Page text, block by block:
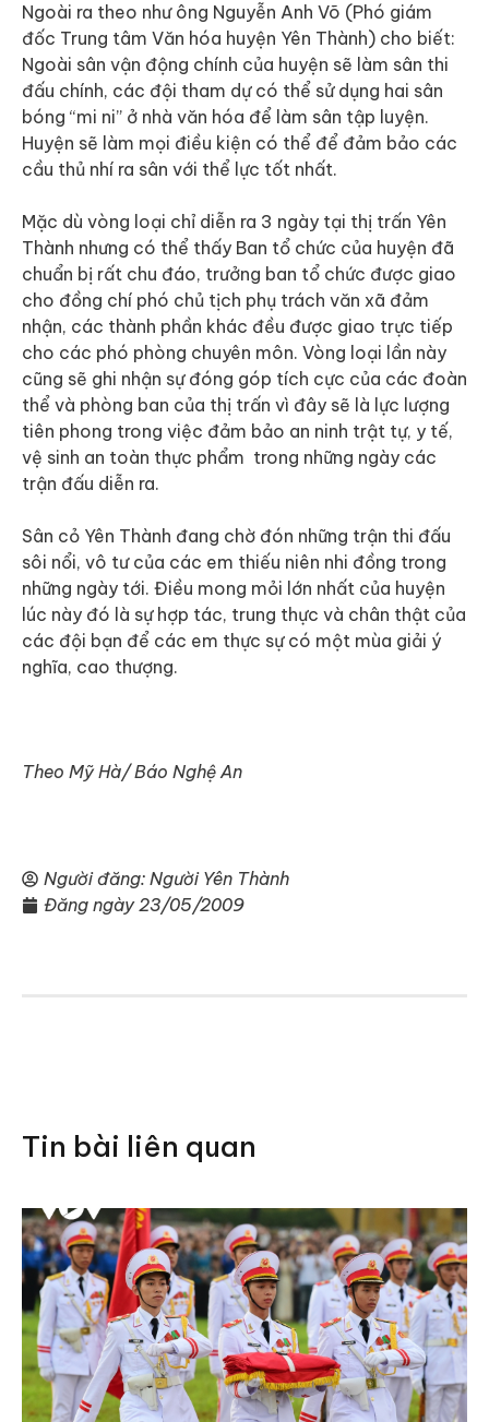
Ngoài ra theo như ông Nguyễn Anh Võ (Phó giám
đốc Trung tâm Văn hóa huyện Yên Thành) cho biết:
Ngoài sân vận động chính của huyện sẽ làm sân thi
đấu chính, các đội tham dự có thể sử dụng hai sân
bóng “mi ni” ở nhà văn hóa để làm sân tập luyện.
Huyện sẽ làm mọi điều kiện có thể để đảm bảo các
cầu thủ nhí ra sân với thể lực tốt nhất.
Mặc dù vòng loại chỉ diễn ra 3 ngày tại thị trấn Yên
Thành nhưng có thể thấy Ban tổ chức của huyện đã
chuẩn bị rất chu đáo, trưởng ban tổ chức được giao
cho đồng chí phó chủ tịch phụ trách văn xã đảm
nhận, các thành phần khác đều được giao trực tiếp
cho các phó phòng chuyên môn. Vòng loại lần này
cũng sẽ ghi nhận sự đóng góp tích cực của các đoàn
thể và phòng ban của thị trấn vì đây sẽ là lực lượng
tiên phong trong việc đảm bảo an ninh trật tự, y tế,
vệ sinh an toàn thực phẩm trong những ngày các
trận đấu diễn ra.
Sân cỏ Yên Thành đang chờ đón những trận thi đấu
sôi nổi, vô tư của các em thiếu niên nhi đồng trong
những ngày tới. Điều mong mỏi lớn nhất của huyện
lúc này đó là sự hợp tác, trung thực và chân thật của
các đội bạn để các em thực sự có một mùa giải ý
nghĩa, cao thượng.
Theo Mỹ Hà/ Báo Nghệ An
Người đăng: Người Yên Thành
Đăng ngày 23/05/2009
Tin bài liên quan